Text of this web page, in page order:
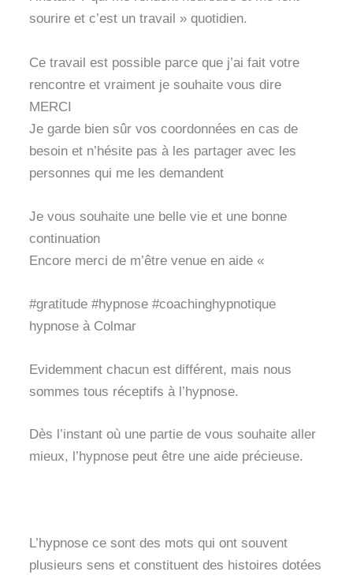
sourire et c’est un travail » quotidien.
Ce travail est possible parce que j’ai fait votre
rencontre et vraiment je souhaite vous dire
MERCI
Je garde bien sûr vos coordonnées en cas de
besoin et n’hésite pas à les partager avec les
personnes qui me les demandent
Je vous souhaite une belle vie et une bonne
continuation
Encore merci de m’être venue en aide «
#gratitude #hypnose #coachinghypnotique
hypnose à Colmar
Evidemment chacun est différent, mais nous
sommes tous réceptifs à l’hypnose.
Dès l’instant où une partie de vous souhaite aller
mieux, l’hypnose peut être une aide précieuse.
L’hypnose ce sont des mots qui ont souvent
plusieurs sens et constituent des histoires dotées